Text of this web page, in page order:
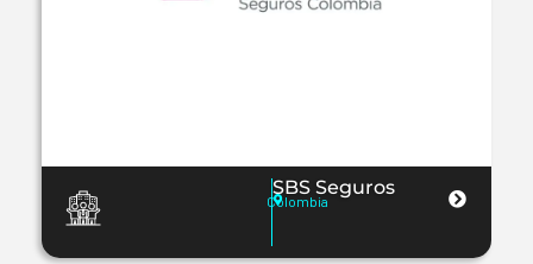
SBS Seguros
Colombia